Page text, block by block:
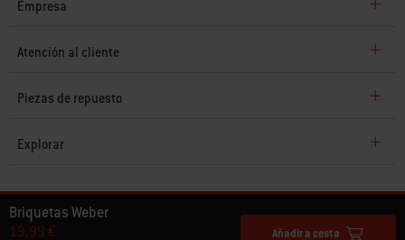
Briquetas Weber
19,99 €
Añadir a cesta
Empresa
Atención al cliente
Piezas de repuesto
Explorar
© 2026 Weber. Todos los derechos reservados.